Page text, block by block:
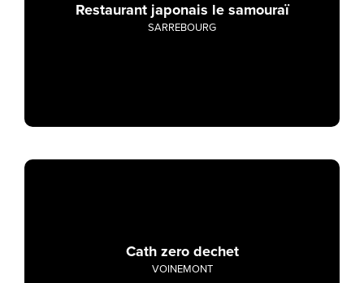
Restaurant japonais le samouraï
SARREBOURG
Cath zero dechet
VOINEMONT